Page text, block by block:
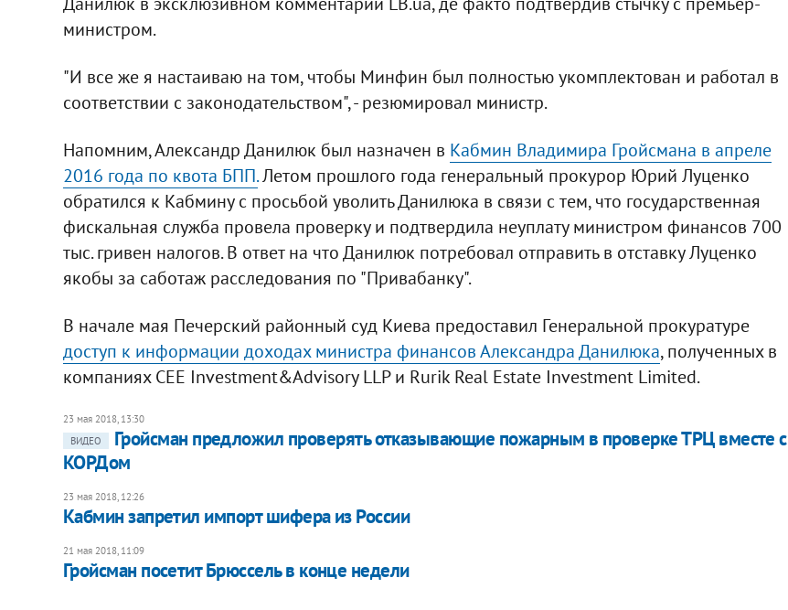
министром.
"И все же я настаиваю на том, чтобы Минфин был полностью укомплектован и работал в
соответствии с законодательством", - резюмировал министр.
Напомним, Александр Данилюк был назначен в Кабмин Владимира Гройсмана в апреле
2016 года по квота БПП.Летом прошлого года генеральный прокурор Юрий Луценко
обратился к Кабмину с просьбой уволить Данилюка в связи с тем, что государственная
фискальная служба провела проверку и подтвердила неуплату министром финансов 700
тыс. гривен налогов. В ответ на что Данилюк потребовал отправить в отставку Луценко
якобы за саботаж расследования по "Привабанку".
В начале мая Печерский районный суд Киева предоставил Генеральной прокуратуре
доступ к информации доходах министра финансов Александра Данилюка, полученных в
компаниях CEE Investment&Advisory LLP и Rurik Real Estate Investment Limited.
23 мая 2018, 13:30
ВИДЕО
​Гройсман предложил проверять отказывающие пожарным в проверке ТРЦ вместе с
КОРДом
23 мая 2018, 12:26
Кабмин запретил импорт шифера из России
21 мая 2018, 11:09
Гройсман посетит Брюссель в конце недели